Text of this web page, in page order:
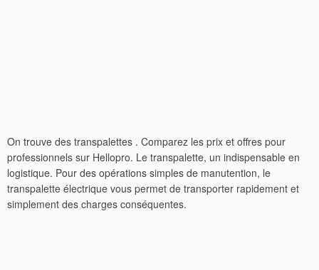
On trouve des transpalettes . Comparez les prix et offres pour
professionnels sur Hellopro. Le transpalette, un indispensable en
logistique. Pour des opérations simples de manutention, le
transpalette électrique vous permet de transporter rapidement et
simplement des charges conséquentes.